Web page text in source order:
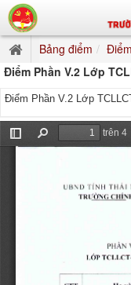
Bảng điểm
Điểm Phần V.2 Lớp
Điểm Phần V.2 Lớp